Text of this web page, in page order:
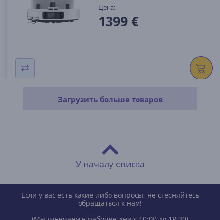
Цена:
1399 €
Загрузить больше товаров
У началу списка
Если у вас есть какие-либо вопросы, не стесняйтесь
обращаться к нам!